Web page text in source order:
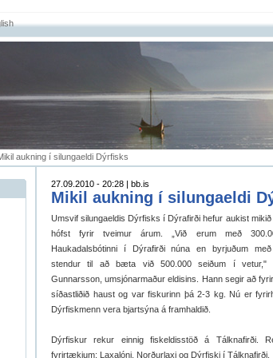
aukning í silungaeldi Dýrfisks
27.09.2010 - 20:28 | bb.is
Mikil aukning í silungaeldi
Umsvif silungaeldis Dýrfisks í Dýrafirði hefur aukist
hófst fyrir tveimur árum. „Við erum með
Haukadalsbótinni í Dýrafirði núna en byrjuðum
stendur til að bæta við 500.000 seiðum í vetur,"
Gunnarsson, umsjónarmaður eldisins. Hann segir að
síðastliðið haust og var fiskurinn þá 2-3 kg. Nú er
Dýrfiskmenn vera bjartsýna á framhaldið.
Dýrfiskur rekur einnig fiskeldisstöð á Tálknafirði.
fyrirtækjum; Laxalóni, Norðurlaxi og Dýrfiski í Tálknafirði.